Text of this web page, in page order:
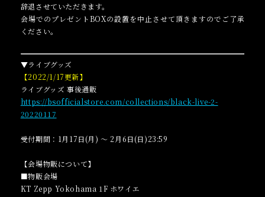
辞退させていただきます。
会場でのプレゼントBOXの設置を中止させて頂きますのでご了承
ください。
▼ライブグッズ
【2022/1/17更新】
ライブグッズ 事後通販
https://bsofficialstore.com/collections/black-live-2-
20220117
受付期間：1月17日(月) ～ 2月6日(日)23:59
【会場物販について】
■物販会場
KT Zepp Yokohama 1F ホワイエ